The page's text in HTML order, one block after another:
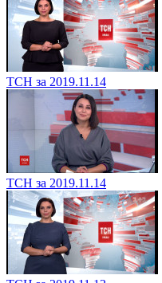
ТСН за 2019.11.14
ТСН за 2019.11.14